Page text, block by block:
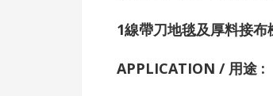
1線帶刀地毯及厚料接
APPLICATION / 用途 :